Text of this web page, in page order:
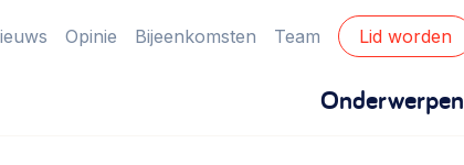
Opinie Bijeenkomsten Team Lid worden
Onderwerpen